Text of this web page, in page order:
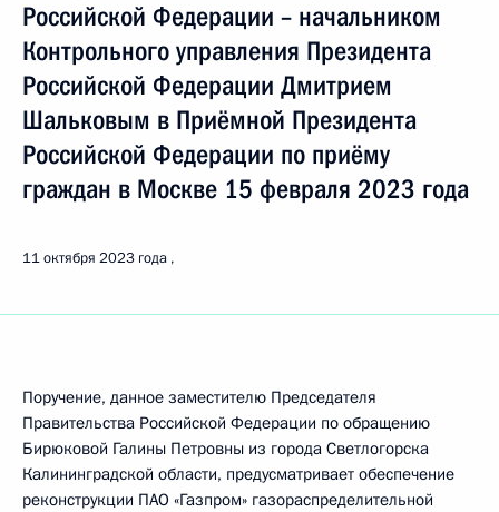
Российской Федерации – начальником
Контрольного управления Президента
Российской Федерации Дмитрием
Шальковым в Приёмной Президента
Российской Федерации по приёму
граждан в Москве 15 февраля 2023 года
11 октября 2023 года
Поручение, данное заместителю Председателя
Правительства Российской Федерации по обращению
Бирюковой Галины Петровны из города Светлогорска
Калининградской области, предусматривает обеспечение
реконструкции ПАО «Газпром» газораспределительной